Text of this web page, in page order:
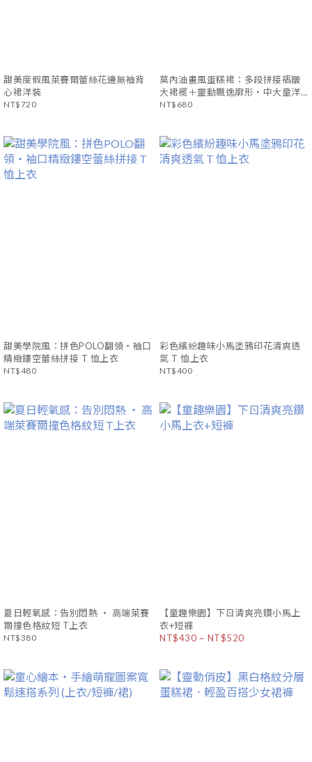
甜美度假風萊賽爾蕾絲花邊無袖背
心裙洋裝
NT$720
莫內油畫風蛋糕裙：多段拼接褶皺
大裙襬＋靈動飄逸廓形・中大童洋
氣顯白拍照 C 位連身裙
NT$680
甜美學院風：拼色POLO翻領・袖口
精緻鏤空蕾絲拼接 T 恤上衣
NT$480
彩色繽紛趣味小馬塗鴉印花清爽透
氣 T 恤上衣
NT$400
夏日輕氧感：告別悶熱 ‧ 高端萊賽
爾撞色格紋短 T上衣
NT$380
【童趣樂園】下ㄖ清爽亮鑽小馬上
衣+短褲
NT$430 ~ NT$520